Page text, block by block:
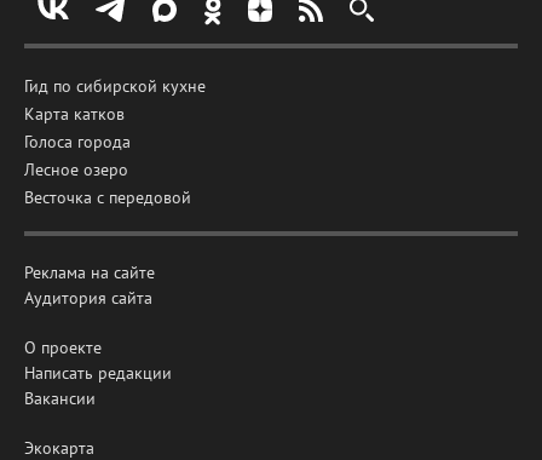
Гид по сибирской кухне
Карта катков
Голоса города
Лесное озеро
Весточка с передовой
Реклама на сайте
Аудитория сайта
О проекте
Написать редакции
Вакансии
Экокарта